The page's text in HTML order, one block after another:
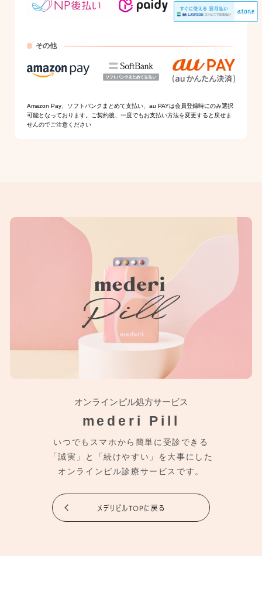
その他
Amazon Pay、ソフトバンクまとめて支払い、au PAYは会員登録時にのみ選択
可能となっております。ご契約後、一度でもお支払い方法を変更すると戻せま
せんのでご注意ください
オンラインピル処方サービス
mederi Pill
いつでもスマホから簡単に受診できる
「誠実」と「続けやすい」を大事にした
オンラインピル診療サービスです。